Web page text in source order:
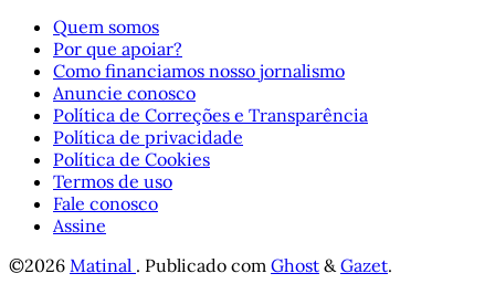
Quem somos
Por que apoiar?
Como financiamos nosso jornalismo
Anuncie conosco
Política de Correções e Transparência
Política de privacidade
Política de Cookies
Termos de uso
Fale conosco
Assine
©2026 Matinal . Publicado com Ghost &Gazet.